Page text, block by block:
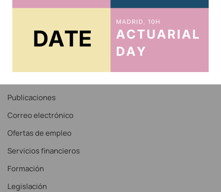
Publicaciones
Correo electrónico
Ofertas de empleo
Servicios financieros
Formación
Legislación